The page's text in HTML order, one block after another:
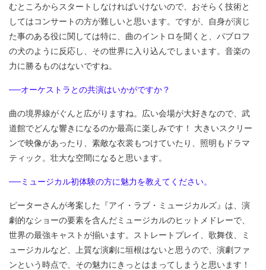
むところからスタートしなければいけないので、おそらく技術と
してはコンサートの方が難しいと思います。ですが、自身が演じ
た事のある役に関しては特に、曲のイントロを聞くと、パブロフ
の犬のように反応し、その世界に入り込んでしまいます。音楽の
力に勝るものはないですね。
──オーケストラとの共演はいかがですか？
曲の境界線がぐんと広がりますね。広い会場が大好きなので、武
道館でどんな響きになるのか最高に楽しみです！ 大きいスクリー
ンで映像があったり、素敵な衣裳もつけていたり、照明もドラマ
ティック。壮大な空間になると思います。
──ミュージカル初体験の方に魅力を教えてください。
ピーターさんが考案した『アイ・ラブ・ミュージカルズ』は、演
劇的なショーの要素を含んだミュージカルのヒットメドレーで、
世界の最強キャストが揃います。ストレートプレイ、歌舞伎、ミ
ュージカルなど、上質な演劇に垣根はないと思うので、演劇ファ
ンという時点で、その魅力にきっとはまってしまうと思います！